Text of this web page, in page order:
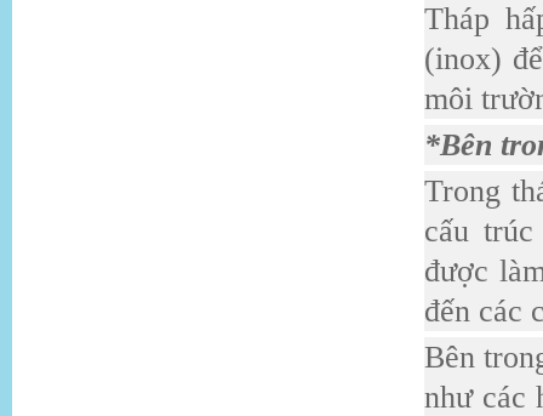
Tháp
(inox)
môi
*Bên
Trong
cấu
được
đến các
Bên
như các